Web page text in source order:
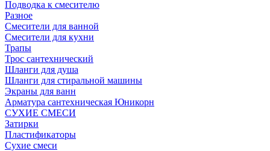
Подводка к смесителю
Разное
Смесители для ванной
Смесители для кухни
Трапы
Трос сантехнический
Шланги для душа
Шланги для стиральной машины
Экраны для ванн
Арматура сантехническая Юникорн
СУХИЕ СМЕСИ
Затирки
Пластификаторы
Сухие смеси